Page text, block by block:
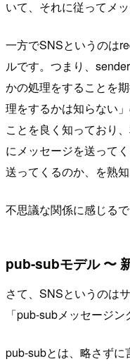
いて、それに従ってメ
一方でSNSというのは
ルです。つまり、
かの処理をすることを
理をするかは知らない
ことを良く知っており
にメッセージを送って
送ってくるのか、を熟知
不思議な関係に感じるで
pub-subモデル 〜
さて、SNSというのは
「pub-subメッセージ
pub-subとは、略さず